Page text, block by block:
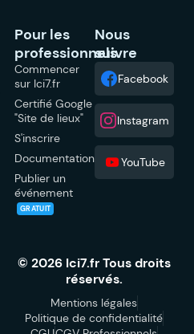
Pour les
professionnels
Commencer
sur Ici7.fr
Certifié Google
"Site de lieux"
S'inscrire
Documentation
Publier un
événement
GRATUIT
Nous
suivre
Facebook
Instagram
YouTube
© 2026 Ici7.fr Tous droits
réservés.
Mentions légales
Politique de confidentialité